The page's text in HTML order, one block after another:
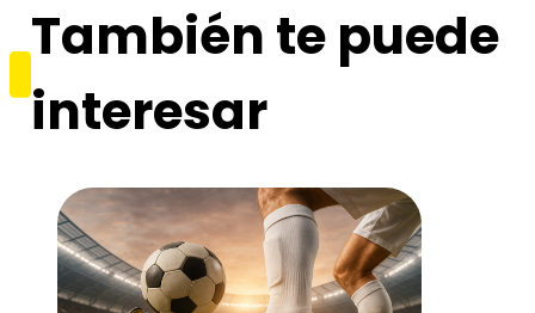
También te puede
interesar